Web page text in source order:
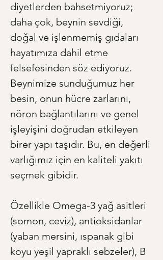
diyetlerden bahsetmiyoruz;
daha çok, beynin sevdiği,
doğal ve işlenmemiş gıdaları
hayatımıza dahil etme
felsefesinden söz ediyoruz.
Beynimize sunduğumuz her
besin, onun hücre zarlarını,
nöron bağlantılarını ve genel
işleyişini doğrudan etkileyen
birer yapı taşıdır. Bu, en değerli
varlığımız için en kaliteli yakıtı
seçmek gibidir.
Özellikle Omega-3 yağ asitleri
(somon, ceviz), antioksidanlar
(yaban mersini, ıspanak gibi
koyu yeşil yapraklı sebzeler), B